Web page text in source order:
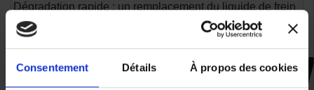
Consentement Détails À propos des cookies
Dégradation rapide : un remplacement du liquide de frein
Racing régulier est fortement recommandé
CES PRODUITS SONT